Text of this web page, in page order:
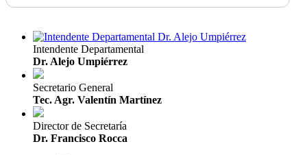
Intendente Departamental
Dr. Alejo Umpiérrez
Secretario General
Tec. Agr. Valentín Martínez
Director de Secretaría
Dr. Francisco Rocca